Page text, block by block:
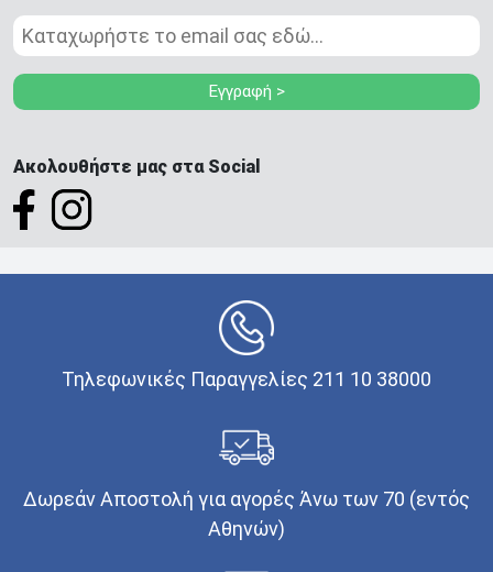
Εγγραφή >
Ακολουθήστε μας στα Social
Τηλεφωνικές Παραγγελίες 211 10 38000
Δωρεάν Αποστολή για αγορές Άνω των 70 (εντός
Αθηνών)